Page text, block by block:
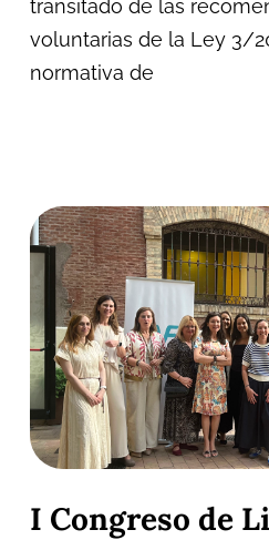
transitado de las
voluntarias de la Ley 3/
normativa de
I Congreso de